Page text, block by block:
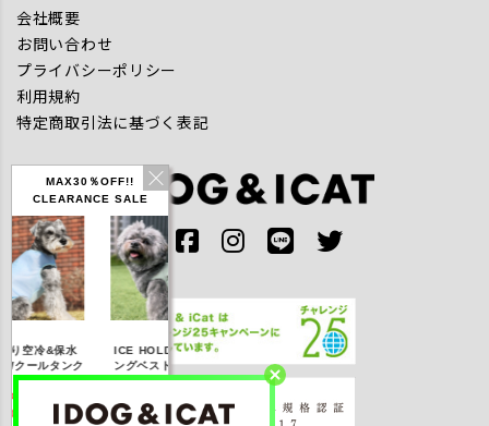
MAX30％OFF!!
CLEARANCE SALE
空冷&保水
クールタンク
】2,310
税込み)
ICE HOLD フィッシ
ングベスト 保冷剤付
円(税込み)
IDOG ICE HOLD ネ
ッククーラー 保冷剤
円(税込み)
会社概要
お問い合わせ
プライバシーポリシー
利用規約
特定商取引法に基づく表記